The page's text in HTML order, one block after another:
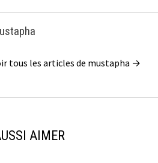
tous les articles de mustapha →
AIMER